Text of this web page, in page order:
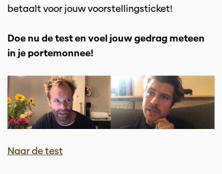
betaalt voor jouw voorstellingsticket!
Doe nu de test en voel jouw gedrag meteen
in je portemonnee!
Naar de test